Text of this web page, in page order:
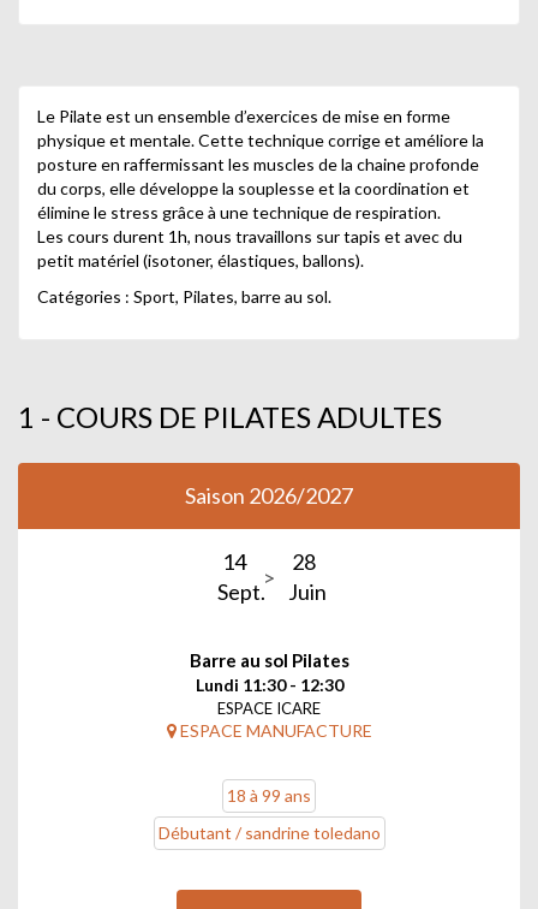
Le Pilate est un ensemble d’exercices de mise en forme
physique et mentale. Cette technique corrige et améliore la
posture en raffermissant les muscles de la chaine profonde
du corps, elle développe la souplesse et la coordination et
élimine le stress grâce à une technique de respiration.
Les cours durent 1h, nous travaillons sur tapis et avec du
petit matériel (isotoner, élastiques, ballons).
Catégories : Sport, Pilates, barre au sol.
1 - COURS DE PILATES ADULTES
Saison 2026/2027
14
Sept.
28
Juin
Barre au sol Pilates
Lundi 11:30 - 12:30
ESPACE ICARE
ESPACE MANUFACTURE
18 à 99 ans
Débutant / sandrine toledano